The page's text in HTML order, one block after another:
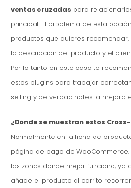
ventas cruzadas para
principal. El problema de esta
productos que quieres
la descripción del producto y el
Por lo tanto en este caso te
estos plugins para trabajar
selling y de verdad notes la mejora
¿Dónde se muestran estos
Normalmente en la ficha de
página de pago de
las zonas donde mejor funciona, ya
añade el producto al carrito